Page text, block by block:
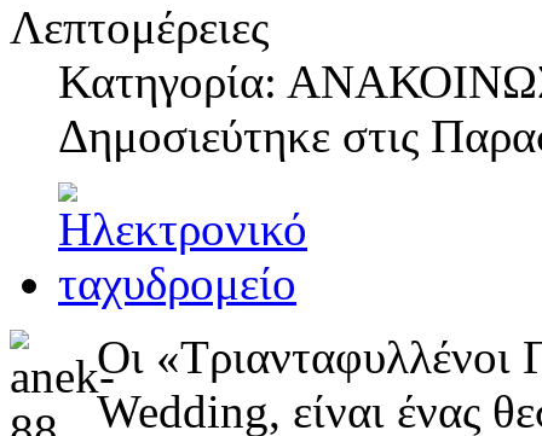
Λεπτομέρειες
Κατηγορία:
Δημοσιεύτηκε στις
Οι «Τριανταφυλλένοι
Wedding, είναι ένας